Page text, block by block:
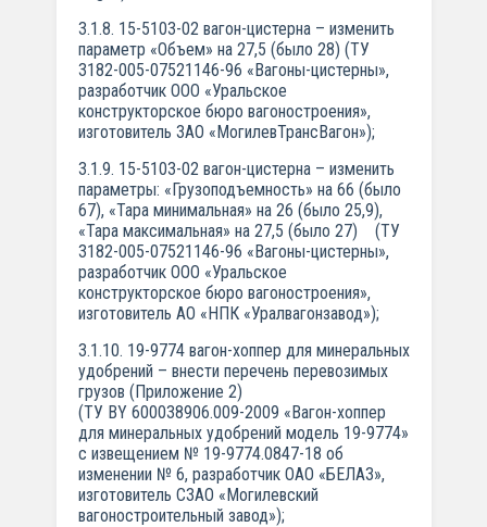
3.1.8. 15-5103-02 вагон-цистерна – изменить
параметр «Объем» на 27,5 (было 28) (ТУ
3182-005-07521146-96 «Вагоны-цистерны»,
разработчик ООО «Уральское
конструкторское бюро вагоностроения»,
изготовитель ЗАО «МогилевТрансВагон»);
3.1.9. 15-5103-02 вагон-цистерна – изменить
параметры: «Грузоподъемность» на 66 (было
67), «Тара минимальная» на 26 (было 25,9),
«Тара максимальная» на 27,5 (было 27) (ТУ
3182-005-07521146-96 «Вагоны-цистерны»,
разработчик ООО «Уральское
конструкторское бюро вагоностроения»,
изготовитель АО «НПК «Уралвагонзавод»);
3.1.10. 19-9774 вагон-хоппер для минеральных
удобрений – внести перечень перевозимых
грузов (Приложение 2)
(ТУ BY 600038906.009-2009 «Вагон-хоппер
для минеральных удобрений модель 19-9774»
с извещением № 19-9774.0847-18 об
изменении № 6, разработчик ОАО «БЕЛАЗ»,
изготовитель СЗАО «Могилевский
вагоностроительный завод»);